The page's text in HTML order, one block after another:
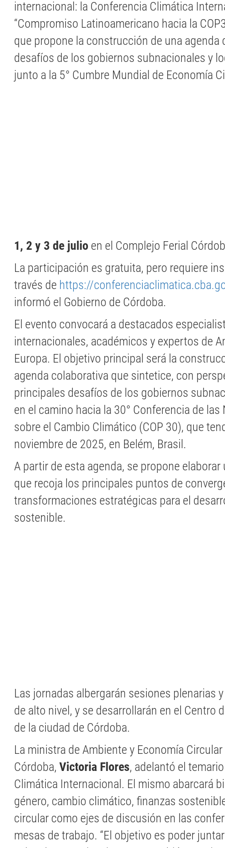
internacional: la Conferencia Climática
“Compromiso Latinoamericano hacia la
que propone la construcción de una agenda
desafíos de los gobiernos subnacionales y
junto a la 5° Cumbre Mundial de Economía
1, 2 y 3 de julio en el Complejo Ferial
La participación es gratuita, pero requiere
través de https://
informó el Gobierno de Córdoba.
El evento convocará a destacados
internacionales, académicos y expertos de
Europa. El objetivo principal será la
agenda colaborativa que sintetice, con
principales desafíos de los gobiernos
en el camino hacia la 30° Conferencia de
sobre el Cambio Climático (COP 30), que
noviembre de 2025, en Belém, Brasil.
A partir de esta agenda, se propone elaborar
que recoja los principales puntos de
transformaciones estratégicas para el
sostenible.
Las jornadas albergarán sesiones plenarias
de alto nivel, y se desarrollarán en el Centro
de la ciudad de Córdoba.
La ministra de Ambiente y Economía
Córdoba,Victoria Flores, adelantó el
Climática Internacional. El mismo abarcará
género, cambio climático, finanzas
circular como ejes de discusión en las
mesas de trabajo. “El objetivo es poder